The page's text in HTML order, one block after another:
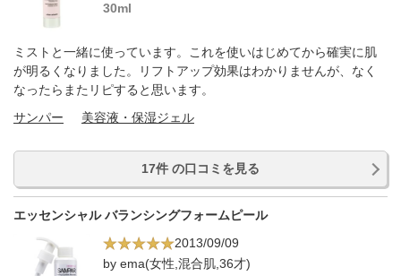
30ml
ミストと一緒に使っています。これを使いはじめてから確実に肌
が明るくなりました。リフトアップ効果はわかりませんが、なく
なったらまたリピすると思います。
サンパー
美容液・保湿ジェル
17件 の口コミを見る
エッセンシャル バランシングフォームピール
2013/09/09
by ema(女性,混合肌,36才)